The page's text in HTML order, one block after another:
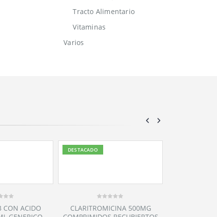
Tracto Alimentario
Vitaminas
Varios
500MG
DESTACADO